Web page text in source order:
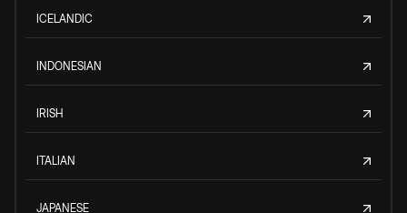
ICELANDIC
INDONESIAN
IRISH
ITALIAN
JAPANESE